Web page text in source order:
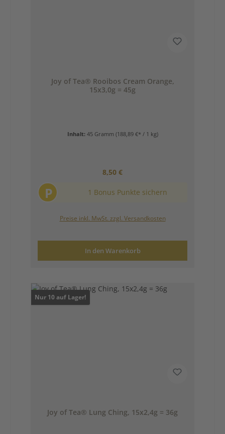
Joy of Tea® Rooibos Cream Orange,
15x3,0g = 45g
Inhalt: 45 Gramm (188,89 €* / 1 kg)
Regulärer Preis:
8,50 €
P 1 Bonus Punkte sichern
Preise inkl. MwSt. zzgl. Versandkosten
In den Warenkorb
Nur 10 auf Lager!
Joy of Tea® Lung Ching, 15x2,4g = 36g